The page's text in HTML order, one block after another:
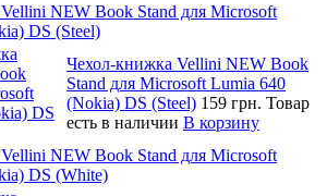
NEW Book Stand для Microsoft
DS (Steel)
Чехол-книжка Vellini NEW Book
Stand для Microsoft Lumia 640
(Nokia) DS (Steel) 159 грн. Товар
есть в наличии В корзину
NEW Book Stand для Microsoft
DS (White)